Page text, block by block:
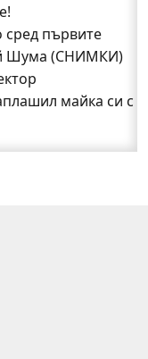
изгоряха край
се хвърлиха в
ВИДЕО)
утре в части
първите
Шума (СНИМКИ)
майка си с